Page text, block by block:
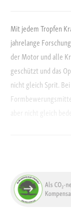
Mit jedem Tropfen
jahrelange
der Motor und alle
geschützt und das
nicht gleich Sprit.
aber nicht gleich
natürlich auch für
Kraftstoffe, wie
Zu letzteren zählt